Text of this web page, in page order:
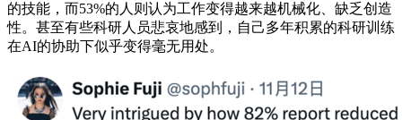
的技能，而53%的人则认为工作变得越来越机械化、缺乏创造
性。甚至有些科研人员悲哀地感到，自己多年积累的科研训练
在AI的协助下似乎变得毫无用处。